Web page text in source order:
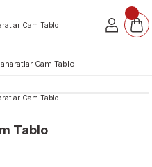
Cam Tablo
Tablo